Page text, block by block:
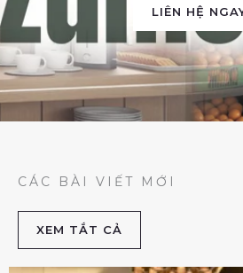
LIÊN HỆ
CÁC BÀI VIẾT MỚI
XEM TẮT CẢ